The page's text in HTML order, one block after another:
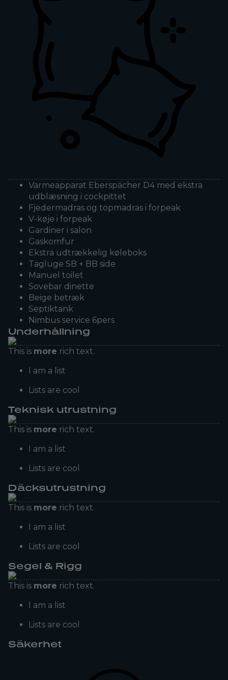
Varmeapparat Eberspächer D4 med ekstra
udblæsning i cockpittet
Fjedermadras og topmadras i forpeak
V-køje i forpeak
Gardiner i salon
Gaskomfur
Ekstra udtrækkelig køleboks
Tagluge SB + BB side
Manuel toilet
Sovebar dinette
Beige betræk
Septiktank
Nimbus service 6pers
Underhållning
This is more rich text.
I am a list
Lists are cool
Teknisk utrustning
This is more rich text.
I am a list
Lists are cool
Däcksutrustning
This is more rich text.
I am a list
Lists are cool
Segel & Rigg
This is more rich text.
I am a list
Lists are cool
Säkerhet